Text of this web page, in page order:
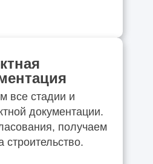
все стадии и
документации.
получаем
строительство.